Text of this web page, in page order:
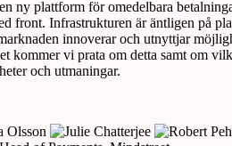
ny plattform för omedelbara
front. Infrastrukturen är äntligen på
innoverar och utnyttjar
kommer vi prata om detta samt om
och utmaningar.